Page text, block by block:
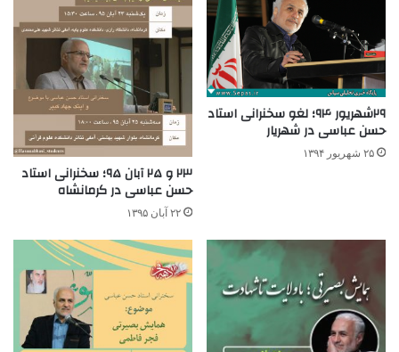
۲۹شهریور ۹۴؛ لغو سخنرانی استاد
حسن عباسی در شهریار
۲۵ شهریور ۱۳۹۴
۲۳ و ۲۵ آبان ۹۵؛ سخنرانی استاد
حسن عباسی در کرمانشاه
۲۲ آبان ۱۳۹۵